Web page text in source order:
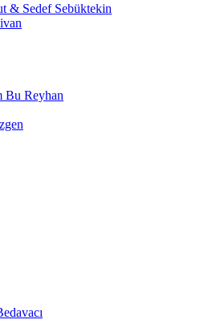
& Sedef Sebüktekin
Bu Reyhan